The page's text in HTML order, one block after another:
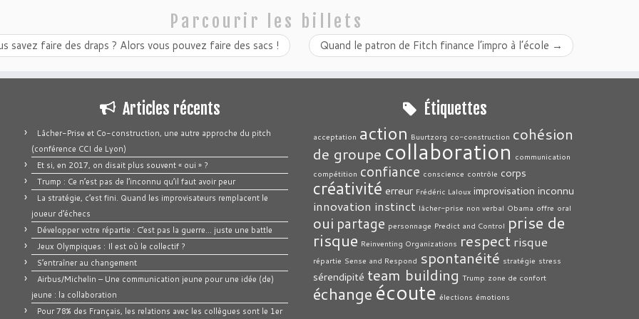
Parcourir les billets
savez faire des draps ? Alors vous pouvez faire des sacs ! Quand le patron de Fitch finance l’impro à l’école →
Articles récents
Lâcher-Prise et Co-construction, une autre approche du pitch
(conférence CCI de Lyon)
Et si, en 2017, on disait plus souvent « oui » ?
Trump : Ce n’est pas de l’inconnu qu’il faut avoir peur
La stratégie, c’est fini. Quand les improvisateurs remplacent le
joueur d’échecs
Développer votre répartie : C’est pas la guerre… juste une battle
Jeux Olympiques : Il est où le collectif ?
S’entraîner au changement
Airbus/Michelin – Une communication jeune pour une idée (de)
jeune : la collaboration
Pour 78% des Français, les relations avec les collègues sont le 1er
Étiquettes
acceptation action Buurtzorg co-construction cohésion
de groupe collaboration communication
compétition confiance conscience contrôle corps
créativité erreur Frédéric Laloux improvisation inconnu
innovation instinct lâcher-prise non verbal Obama offre oral
oui partage personnage Predict and Control prise de
risque Reinventing Organizations respect risque
répartie Sense and Respond spontanéité stratégie stress
sérendipité team building Trump zone de confort
échange écoute élections émotions